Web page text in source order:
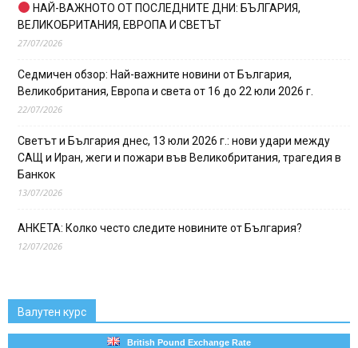
НАЙ-ВАЖНОТО ОТ ПОСЛЕДНИТЕ ДНИ: БЪЛГАРИЯ,
ВЕЛИКОБРИТАНИЯ, ЕВРОПА И СВЕТЪТ
27/07/2026
Седмичен обзор: Най-важните новини от България,
Великобритания, Европа и света от 16 до 22 юли 2026 г.
22/07/2026
Светът и България днес, 13 юли 2026 г.: нови удари между
САЩ и Иран, жеги и пожари във Великобритания, трагедия в
Банкок
13/07/2026
АНКЕТА: Колко често следите новините от България?
12/07/2026
Валутен курс
British Pound Exchange Rate